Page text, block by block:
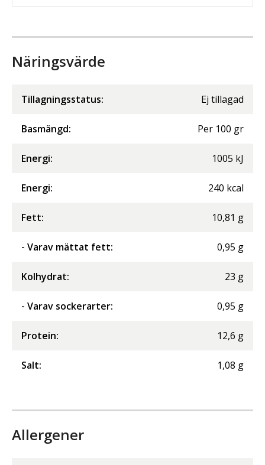
Näringsvärde
Tillagningsstatus: Ej tillagad
Basmängd: Per 100 gr
Energi: 1005 kJ
Energi: 240 kcal
Fett: 10,81 g
- Varav mättat fett: 0,95 g
Kolhydrat: 23 g
- Varav sockerarter: 0,95 g
Protein: 12,6 g
Salt: 1,08 g
Allergener